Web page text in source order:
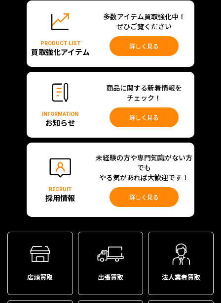
PRODUCT LIST
買取強化アイテム
多数アイテム買取強化中！
ぜひご覧ください
詳しく見る
INFORMATION
お知らせ
商品に関する新着情報を
チェック！
詳しく見る
RECRUIT
採用情報
未経験の方や専門知識がない方
でも
やる気があれば大歓迎です！
詳しく見る
店頭買取 出張買取 法人業者買取